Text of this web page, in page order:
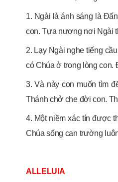
1. Ngài là ánh sáng là
con. Tựa nương nơi Ngài
2. Lạy Ngài nghe tiếng
có Chúa ở trong lòng con.
3. Và này con muốn tìm
Thánh chở che đời con.
4. Một niềm xác tín được
Chúa sống can trường
ALLELUIA